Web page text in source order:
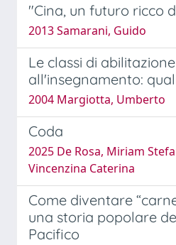
"Cina, un futuro ricco
2013 Samarani, Guido
Le classi di abilitazione
all'insegnamento:
2004 Margiotta, Umberto
Coda
2025 De Rosa, Miriam
Vincenzina Caterina
Come diventare
una storia popolare
Pacifico